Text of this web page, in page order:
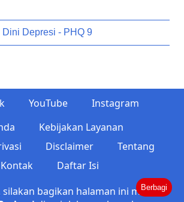
Berbagi
Depresi - PHQ 9
YouTube
Instagram
Kebijakan Layanan
Disclaimer
Tentang
Kontak
Daftar Isi
silakan bagikan halaman ini melalui